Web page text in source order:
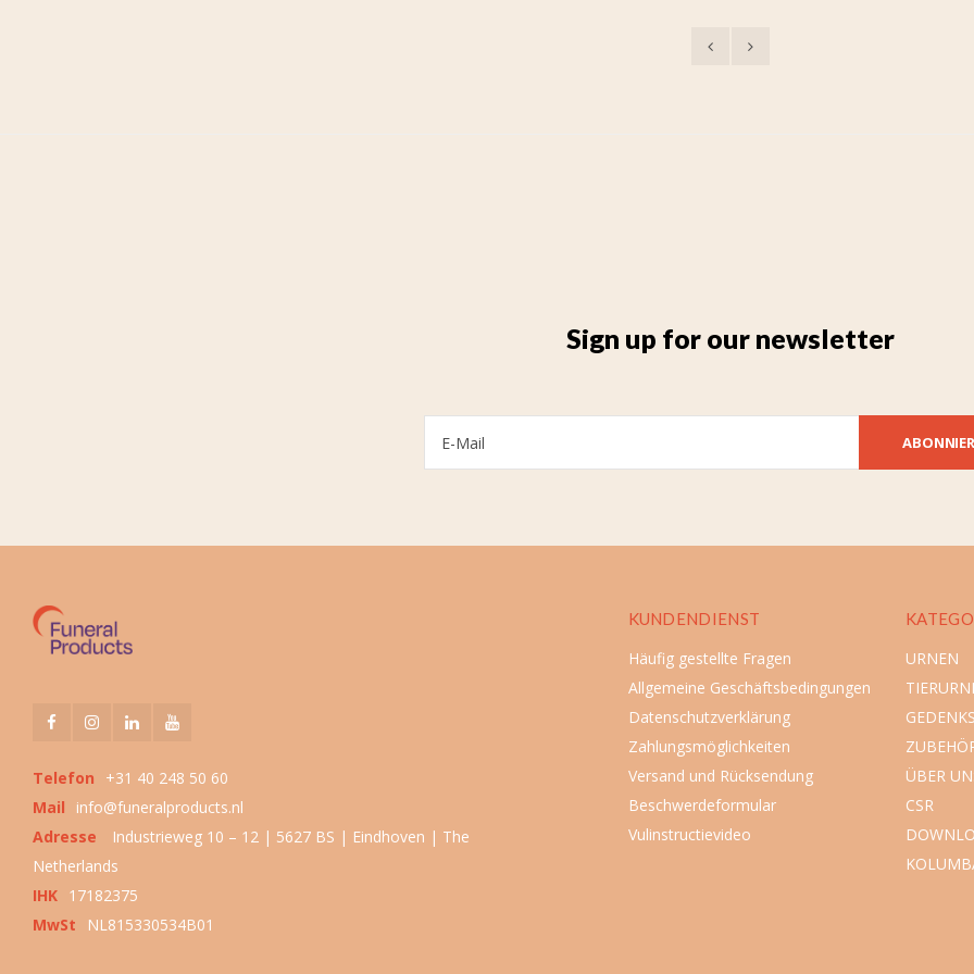
Sign up for our newsletter
Telefon
+31 40 248 50 60
Mail
info@funeralproducts.nl
Adresse
Industrieweg 10 – 12 | 5627 BS | Eindhoven | The
Netherlands
IHK 17182375
MwSt
NL815330534B01
KUNDENDIENST
Häufig gestellte Fragen
Allgemeine Geschäftsbedingungen
Datenschutzverklärung
Zahlungsmöglichkeiten
Versand und Rücksendung
Beschwerdeformular
Vulinstructievideo
URNEN
ÜBER
CSR